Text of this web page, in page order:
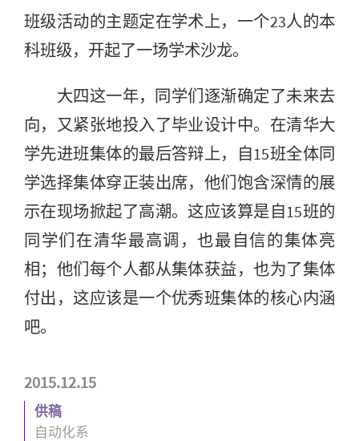
2015.12.15
供稿
自动化系
班级活动的主题定在学术上，一个23人的本
科班级，开起了一场学术沙龙。
大四这一年，同学们逐渐确定了未来去
向，又紧张地投入了毕业设计中。在清华大
学先进班集体的最后答辩上，自15班全体同
学选择集体穿正装出席，他们饱含深情的展
示在现场掀起了高潮。这应该算是自15班的
同学们在清华最高调，也最自信的集体亮
相；他们每个人都从集体获益，也为了集体
付出，这应该是一个优秀班集体的核心内涵
吧。